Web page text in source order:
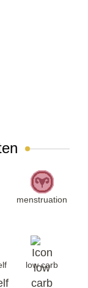
menstruation
low carb